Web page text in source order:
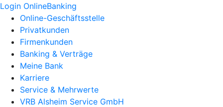
Login OnlineBanking
Online-Geschäftsstelle
Privatkunden
Firmenkunden
Banking & Verträge
Meine Bank
Karriere
Service & Mehrwerte
VRB Alsheim Service GmbH